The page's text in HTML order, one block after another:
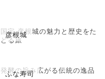
彦根城
国宝 彦根城の魅力と歴史をた
どる旅
ふな寿司
発酵の旨み広がる伝統の逸品